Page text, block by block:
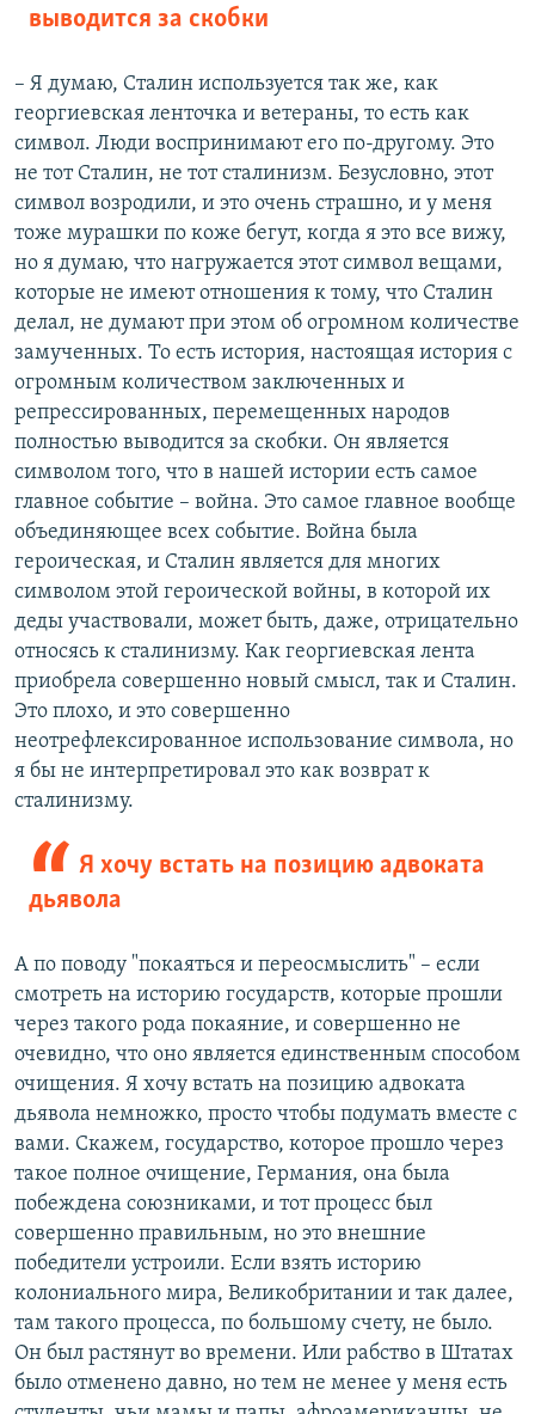
выводится за скобки
– Я думаю, Сталин используется так же, как
георгиевская ленточка и ветераны, то есть как
символ. Люди воспринимают его по-другому. Это
не тот Сталин, не тот сталинизм. Безусловно, этот
символ возродили, и это очень страшно, и у меня
тоже мурашки по коже бегут, когда я это все вижу,
но я думаю, что нагружается этот символ вещами,
которые не имеют отношения к тому, что Сталин
делал, не думают при этом об огромном количестве
замученных. То есть история, настоящая история с
огромным количеством заключенных и
репрессированных, перемещенных народов
полностью выводится за скобки. Он является
символом того, что в нашей истории есть самое
главное событие – война. Это самое главное вообще
объединяющее всех событие. Война была
героическая, и Сталин является для многих
символом этой героической войны, в которой их
деды участвовали, может быть, даже, отрицательно
относясь к сталинизму. Как георгиевская лента
приобрела совершенно новый смысл, так и Сталин.
Это плохо, и это совершенно
неотрефлексированное использование символа, но
я бы не интерпретировал это как возврат к
сталинизму.
Я хочу встать на позицию адвоката
дьявола
А по поводу "покаяться и переосмыслить" – если
смотреть на историю государств, которые прошли
через такого рода покаяние, и совершенно не
очевидно, что оно является единственным способом
очищения. Я хочу встать на позицию адвоката
дьявола немножко, просто чтобы подумать вместе с
вами. Скажем, государство, которое прошло через
такое полное очищение, Германия, она была
побеждена союзниками, и тот процесс был
совершенно правильным, но это внешние
победители устроили. Если взять историю
колониального мира, Великобритании и так далее,
там такого процесса, по большому счету, не было.
Он был растянут во времени. Или рабство в Штатах
было отменено давно, но тем не менее у меня есть